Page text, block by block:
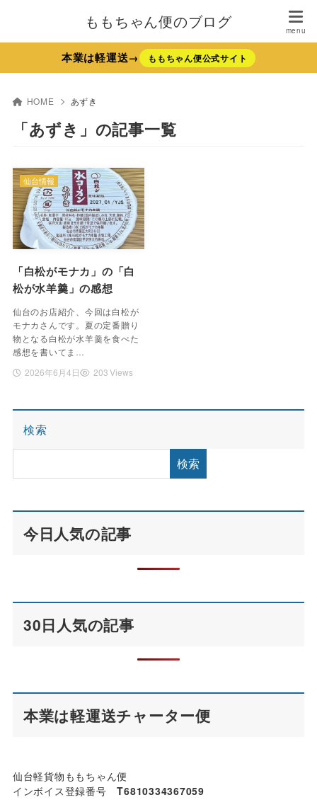
ももちゃん便のブログ
本業は軽運送→ ももちゃん便公式サイト
HOME あずき
「あずき」の記事一覧
「白松がモナカ」の「白
松が水羊羹」の感想
仙台のお店紹介、今回は白松が
モナカさんです。夏の定番贈り
物となる白松が水羊羹を食べた
感想を書いてま…
2026年6月4日
仙台情報
203 Views
検索
検索
今日人気の記事
30日人気の記事
本業は軽運送チャーター便
仙台軽貨物ももちゃん便
インボイス登録番号T6810334367059